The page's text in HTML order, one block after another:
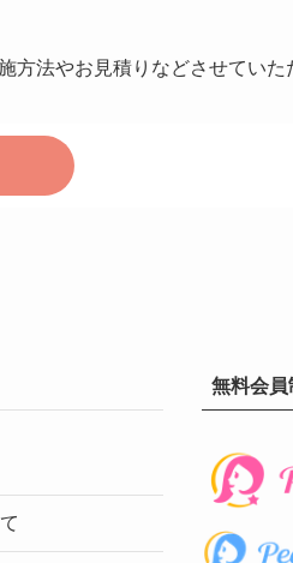
法やお見積りなどさせていた
無料会